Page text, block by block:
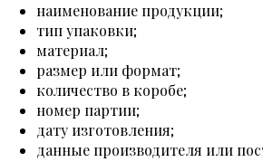
наименование продукции;
тип упаковки;
материал;
размер или формат;
количество в коробе;
номер партии;
дату изготовления;
данные производителя или